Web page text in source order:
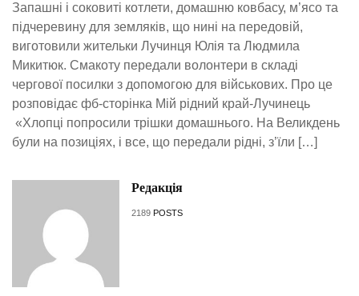
Запашні і соковиті котлети, домашню ковбасу, м’ясо та
підчеревину для земляків, що нині на передовій,
виготовили жительки Лучинця Юлія та Людмила
Микитюк. Смакоту передали волонтери в складі
чергової посилки з допомогою для військових. Про це
розповідає фб-сторінка Мій рідний край-Лучинець
«Хлопці попросили трішки домашнього. На Великдень
були на позиціях, і все, що передали рідні, з’їли […]
Редакція
2189 POSTS